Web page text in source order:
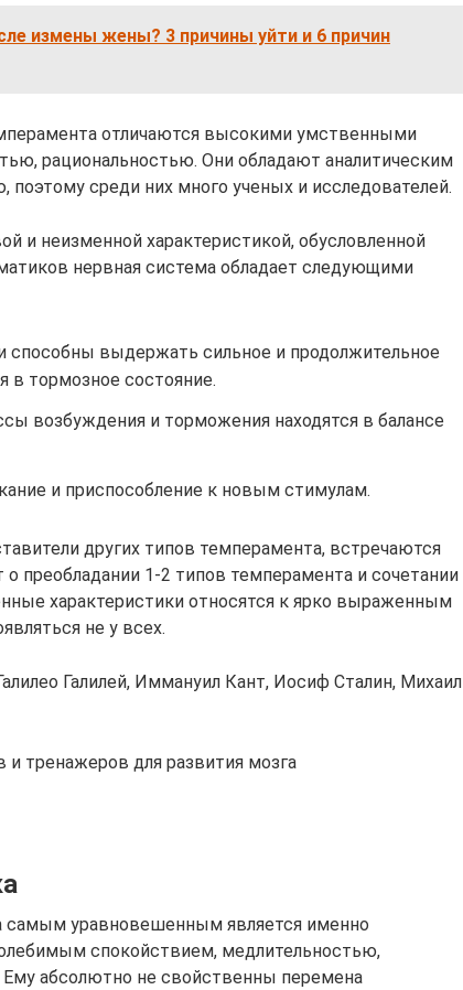
измены жены? 3 причины уйти и 6 причин
отличаются высокими умственными
рациональностью. Они обладают аналитическим
поэтому среди них много ученых и исследователей.
и неизменной характеристикой, обусловленной
нервная система обладает следующими
способны выдержать сильное и продолжительное
в тормозное состояние.
возбуждения и торможения находятся в балансе
и приспособление к новым стимулам.
других типов темперамента, встречаются
преобладании 1-2 типов темперамента и сочетании
характеристики относятся к ярко выраженным
не у всех.
Галилей, Иммануил Кант, Иосиф Сталин, Михаил
и тренажеров для развития мозга
самым уравновешенным является именно
спокойствием, медлительностью,
абсолютно не свойственны перемена